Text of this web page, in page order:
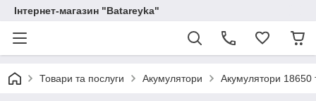
Інтернет-магазин "Batareyka"
Товари та послуги Акумулятори Акумулятори 18650